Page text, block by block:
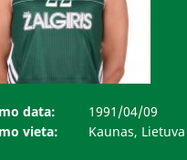
data:
1991/04/09
vieta:
Kaunas, Lietuva